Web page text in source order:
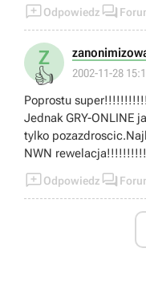
Odpowiedz 
Z
👍 2002-11-28
Poprostu
Jednak GRY-ONLINE
tylko
NWN
Odpowiedz 